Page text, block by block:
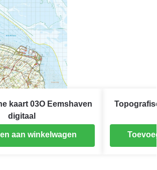
kaart 03O Eemshaven
digitaal
aan winkelwagen